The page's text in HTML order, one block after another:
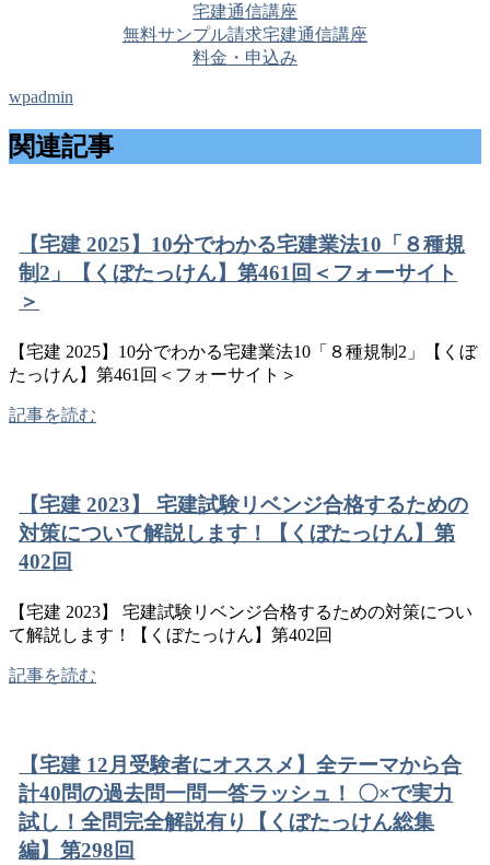
宅建通信講座
無料サンプル請求宅建通信講座
料金・申込み
wpadmin
関連記事
【宅建 2025】10分でわかる宅建業法10「８種規
制2」【くぼたっけん】第461回＜フォーサイト
＞
【宅建 2025】10分でわかる宅建業法10「８種規制2」【くぼ
たっけん】第461回＜フォーサイト＞
記事を読む
【宅建 2023】 宅建試験リベンジ合格するための
対策について解説します！【くぼたっけん】第
402回
【宅建 2023】 宅建試験リベンジ合格するための対策につい
て解説します！【くぼたっけん】第402回
記事を読む
【宅建 12月受験者にオススメ】全テーマから合
計40問の過去問一問一答ラッシュ！ 〇×で実力
試し！全問完全解説有り【くぼたっけん総集
編】第298回